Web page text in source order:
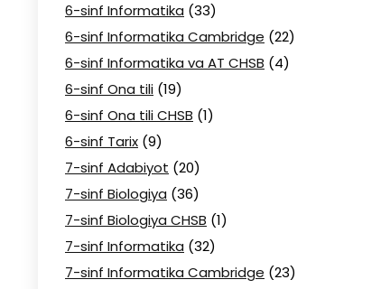
6-sinf Informatika (33)
6-sinf Informatika Cambridge (22)
6-sinf Informatika va AT CHSB (4)
6-sinf Ona tili (19)
6-sinf Ona tili CHSB (1)
6-sinf Tarix (9)
7-sinf Adabiyot (20)
7-sinf Biologiya (36)
7-sinf Biologiya CHSB (1)
7-sinf Informatika (32)
7-sinf Informatika Cambridge (23)